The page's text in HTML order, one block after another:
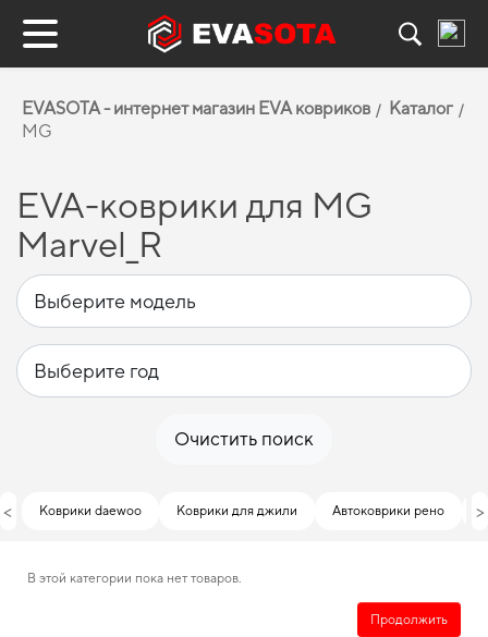
EVASOTA - интернет магазин EVA ковриков
Каталог
MG
EVA-коврики для MG
Marvel_R
Очистить поиск
< Коврики daewoo Коврики для джили Автоковрики рено >
В этой категории пока нет товаров.
Продолжить